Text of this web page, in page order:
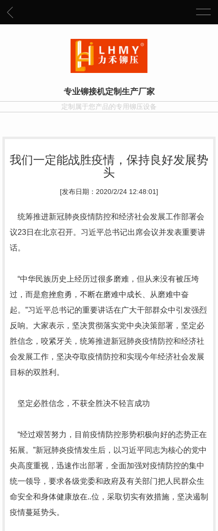
专业铆接机定制生产厂家
定制属于您产品的专用铆压设备
我们一定能战胜疫情，保持良好发展势
头
[发布日期：2020/2/24 12:48:01]
统筹推进新冠肺炎疫情防控和经济社会发展工作部署会
议23日在北京召开。习近平总书记出席会议并发表重要讲
话。
“中华民族历史上经历过很多磨难，但从来没有被压垮
过，而是愈挫愈勇，不断在磨难中成长、从磨难中奋
起。”习近平总书记的重要讲话在广大干部群众中引发强烈
反响。大家表示，坚决贯彻落实党中央决策部署，坚定必
胜信念，咬紧牙关，统筹推进新冠肺炎疫情防控和经济社
会发展工作，坚决夺取疫情防控和实现今年经济社会发展
目标的双胜利。
坚定必胜信念，不获全胜决不轻言成功
“经过艰苦努力，目前疫情防控形势积极向好的态势正在
拓展。”新冠肺炎疫情发生后，以习近平同志为核心的党中
央高度重视，迅速作出部署，全面加强对疫情防控的集中
统一领导，要求各级党委和政府及有关部门把人民群众生
命安全和身体健康放在..位，采取切实有效措施，坚决遏制
疫情蔓延势头。